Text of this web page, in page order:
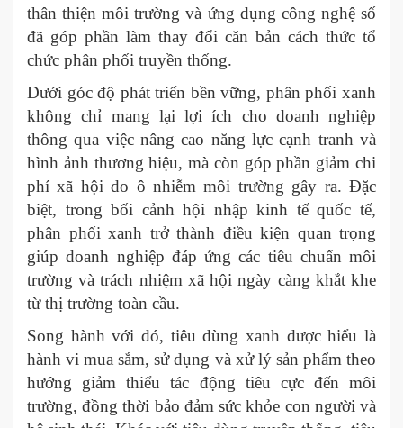
thân thiện môi trường và ứng dụng công nghệ số
đã góp phần làm thay đổi căn bản cách thức tổ
chức phân phối truyền thống.
Dưới góc độ phát triển bền vững, phân phối xanh
không chỉ mang lại lợi ích cho doanh nghiệp
thông qua việc nâng cao năng lực cạnh tranh và
hình ảnh thương hiệu, mà còn góp phần giảm chi
phí xã hội do ô nhiễm môi trường gây ra. Đặc
biệt, trong bối cảnh hội nhập kinh tế quốc tế,
phân phối xanh trở thành điều kiện quan trọng
giúp doanh nghiệp đáp ứng các tiêu chuẩn môi
trường và trách nhiệm xã hội ngày càng khắt khe
từ thị trường toàn cầu.
Song hành với đó, tiêu dùng xanh được hiểu là
hành vi mua sắm, sử dụng và xử lý sản phẩm theo
hướng giảm thiểu tác động tiêu cực đến môi
trường, đồng thời bảo đảm sức khỏe con người và